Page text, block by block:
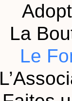
La
Le